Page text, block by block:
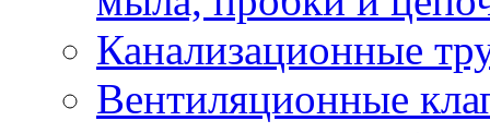
Канализационные
Вентиляционные